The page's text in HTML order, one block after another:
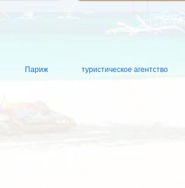
Париж
туристическое агентство